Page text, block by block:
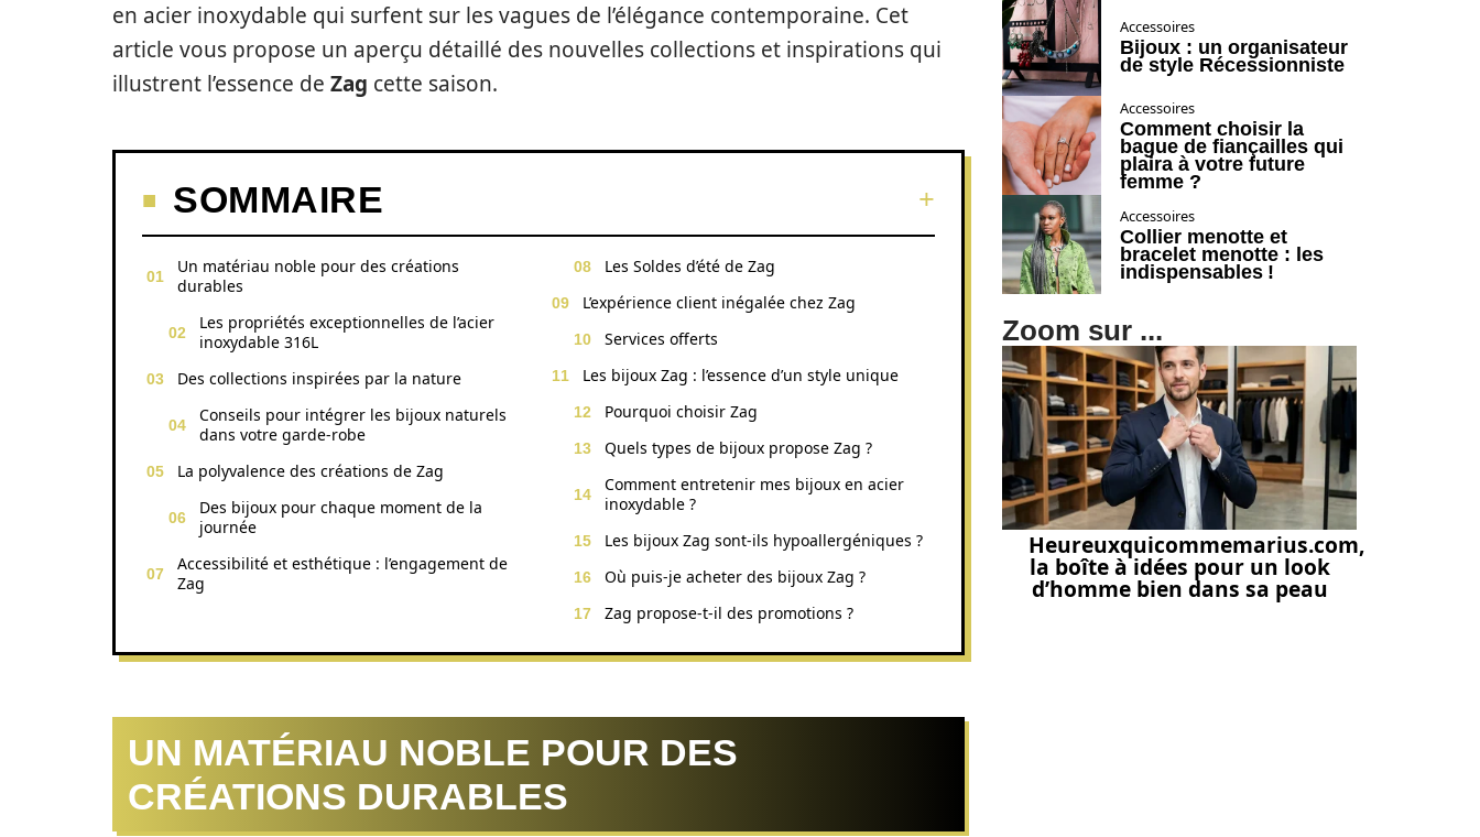
en acier inoxydable qui surfent sur les vagues de l’élégance contemporaine. Cet
article vous propose un aperçu détaillé des nouvelles collections et inspirations qui
illustrent l’essence de Zag cette saison.
SOMMAIRE
Un matériau noble pour des créations
durables
Les propriétés exceptionnelles de l’acier
inoxydable 316L
Des collections inspirées par la nature
Conseils pour intégrer les bijoux naturels
dans votre garde-robe
La polyvalence des créations de Zag
Des bijoux pour chaque moment de la
journée
Accessibilité et esthétique : l’engagement de
Zag
Les Soldes d’été de Zag
L’expérience client inégalée chez Zag
Services offerts
Les bijoux Zag : l’essence d’un style unique
Pourquoi choisir Zag
Quels types de bijoux propose Zag ?
Comment entretenir mes bijoux en acier
inoxydable ?
Les bijoux Zag sont-ils hypoallergéniques ?
Où puis-je acheter des bijoux Zag ?
Zag propose-t-il des promotions ?
UN MATÉRIAU NOBLE POUR DES
CRÉATIONS DURABLES
Accessoires
Bijoux : un organisateur
de style Récessionniste
Accessoires
Comment choisir la
bague de fiançailles qui
plaira à votre future
femme ?
Accessoires
Collier menotte et
bracelet menotte : les
indispensables !
Zoom sur ...
Heureuxquicommemarius.com,
la boîte à idées pour un look
d’homme bien dans sa peau